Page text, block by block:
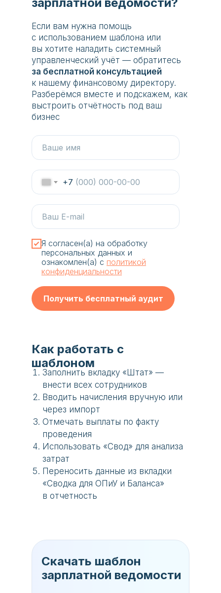
+7
Я согласен(а) на обработку
персональных данных и
ознакомлен(а) c политикой
конфиденциальности
Получить бесплатный аудит
Если вам нужна помощь
с использованием шаблона или
вы хотите наладить системный
управленческий учёт — обратитесь
за бесплатной консультацией
к нашему финансовому директору.
Разберёмся вместе и подскажем, как
выстроить отчётность под ваш
бизнес
Заполнить вкладку «Штат» —
внести всех сотрудников
Вводить начисления вручную или
через импорт
Отмечать выплаты по факту
проведения
Использовать «Свод» для анализа
затрат
Переносить данные из вкладки
«Сводка для ОПиУ и Баланса»
в отчетность
Как работать с
шаблоном
Скачать шаблон
зарплатной ведомости